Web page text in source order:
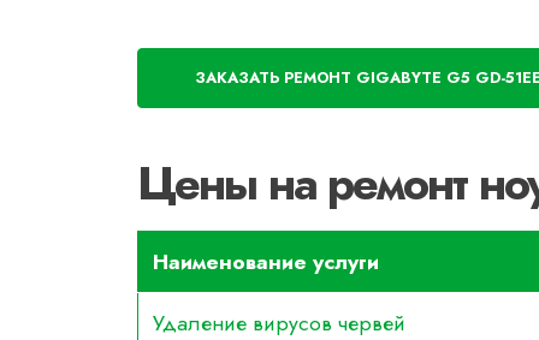
ЗАКАЗАТЬ РЕМОНТ GIGABYTE G5 GD-
Цены на ремонт
Наименование услуги
Удаление вирусов червей